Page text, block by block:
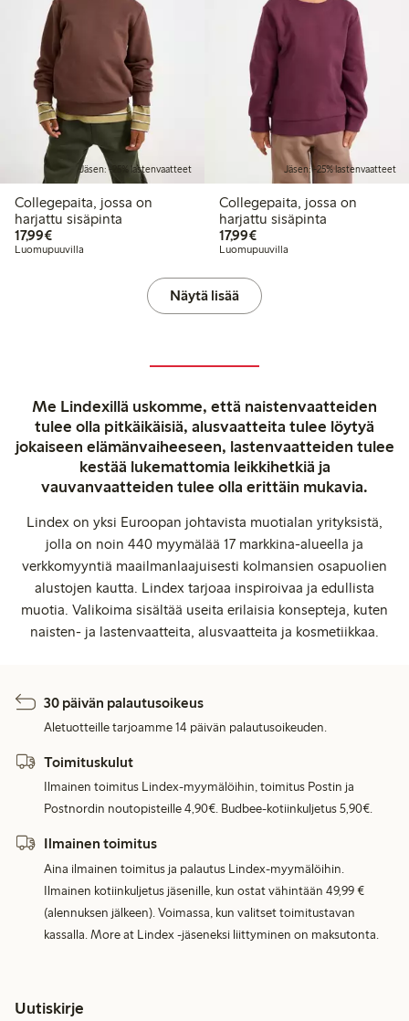
Jäsen: -25% lastenvaatteet
Collegepaita, jossa on
harjattu sisäpinta
17,99€17,99 €
Luomupuuvilla
Jäsen: -25% lastenvaatteet
Collegepaita, jossa on
harjattu sisäpinta
17,99€17,99 €
Luomupuuvilla
Näytä lisää
Me Lindexillä uskomme, että naistenvaatteiden
tulee olla pitkäikäisiä, alusvaatteita tulee löytyä
jokaiseen elämänvaiheeseen, lastenvaatteiden tulee
kestää lukemattomia leikkihetkiä ja
vauvanvaatteiden tulee olla erittäin mukavia.
Lindex on yksi Euroopan johtavista muotialan yrityksistä,
jolla on noin 440 myymälää 17 markkina-alueella ja
verkkomyyntiä maailmanlaajuisesti kolmansien osapuolien
alustojen kautta. Lindex tarjoaa inspiroivaa ja edullista
muotia. Valikoima sisältää useita erilaisia konsepteja, kuten
naisten- ja lastenvaatteita, alusvaatteita ja kosmetiikkaa.
30 päivän palautusoikeus
Aletuotteille tarjoamme 14 päivän palautusoikeuden.
Toimituskulut
Ilmainen toimitus Lindex-myymälöihin, toimitus Postin ja
Postnordin noutopisteille 4,90€. Budbee-kotiinkuljetus 5,90€.
Ilmainen toimitus
Aina ilmainen toimitus ja palautus Lindex-myymälöihin.
Ilmainen kotiinkuljetus jäsenille, kun ostat vähintään 49,99 €
(alennuksen jälkeen). Voimassa, kun valitset toimitustavan
kassalla. More at Lindex -jäseneksi liittyminen on maksutonta.
Uutiskirje